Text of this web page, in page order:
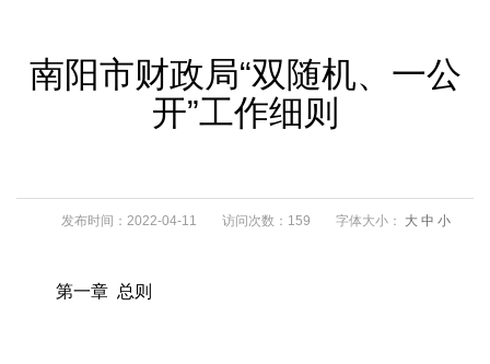
南阳市财政局“双随机、一公
开”工作细则
发布时间：2022-04-11 访问次数：159 字体大小： 大 中 小
第一章 总则